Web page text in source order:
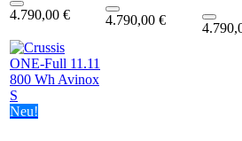
4.790,00 € 4.790,00 €
Neu!